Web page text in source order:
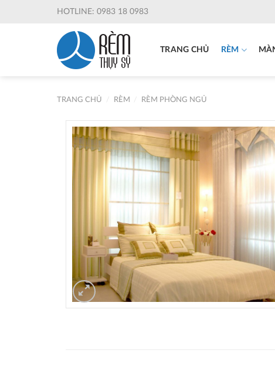
HOTLINE: 0983 18 0983
TRANG CHỦ RÈM
TRANG CHỦ RÈM RÈM PHÒNG NGỦ